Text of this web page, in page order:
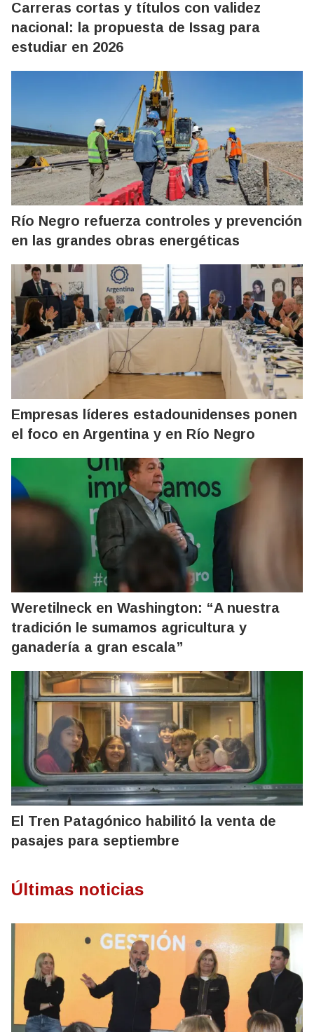
Carreras cortas y títulos con validez
nacional: la propuesta de Issag para
estudiar en 2026
Río Negro refuerza controles y prevención
en las grandes obras energéticas
Empresas líderes estadounidenses ponen
el foco en Argentina y en Río Negro
Weretilneck en Washington: “A nuestra
tradición le sumamos agricultura y
ganadería a gran escala”
El Tren Patagónico habilitó la venta de
pasajes para septiembre
Últimas noticias